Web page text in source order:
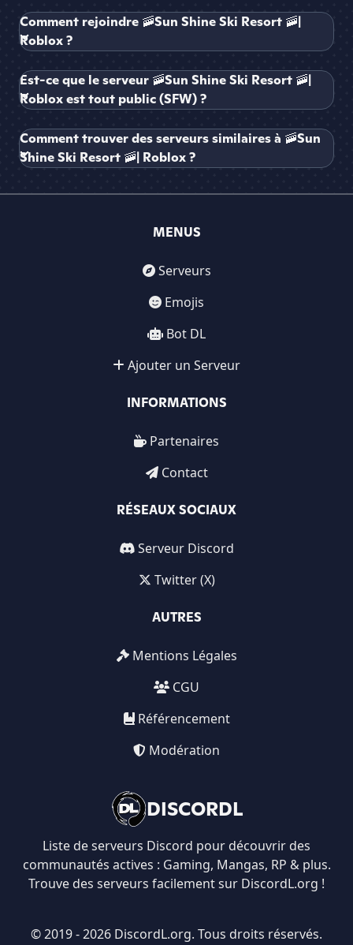
Comment rejoindre 🚠Sun Shine Ski Resort 🚠|
Roblox ?
Est-ce que le serveur 🚠Sun Shine Ski Resort 🚠|
Roblox est tout public (SFW) ?
Comment trouver des serveurs similaires à 🚠Sun
Shine Ski Resort 🚠| Roblox ?
DISCORDL
Liste de serveurs Discord pour découvrir des
communautés actives : Gaming, Mangas, RP & plus.
Trouve des serveurs facilement sur DiscordL.org !
MENUS
Serveurs
Emojis
Bot DL
Ajouter un Serveur
INFORMATIONS
Partenaires
Contact
RÉSEAUX SOCIAUX
Serveur Discord
Twitter (X)
AUTRES
Mentions Légales
CGU
Référencement
Modération
© 2019 - 2026 DiscordL.org. Tous droits réservés.